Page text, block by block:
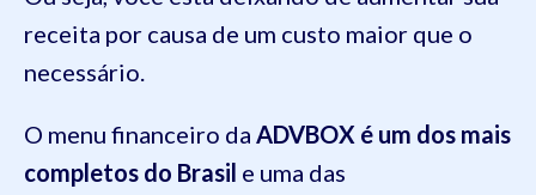
receita por causa de um custo maior que o
necessário.
O menu financeiro da ADVBOX é um dos mais
completos do Brasil e uma das